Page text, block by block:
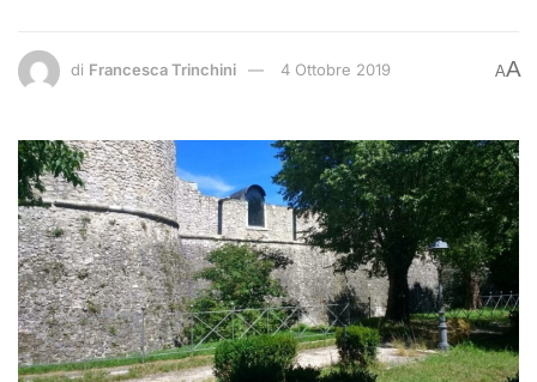
di Francesca Trinchini 4 Ottobre 2019 AA